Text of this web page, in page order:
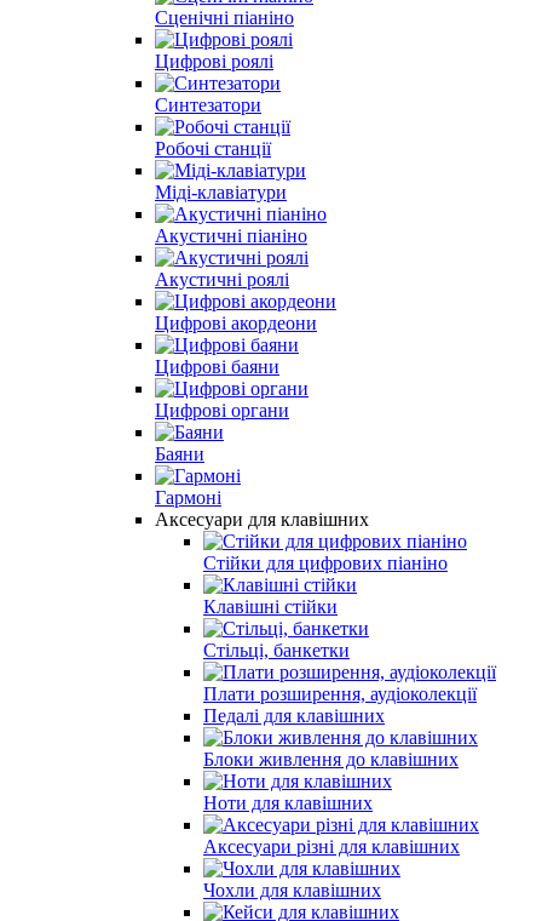
Сценічні піаніно
Цифрові роялі
Синтезатори
Робочі станції
Міді-клавіатури
Акустичні піаніно
Акустичні роялі
Цифрові акордеони
Цифрові баяни
Цифрові органи
Баяни
Гармоні
Аксесуари для клавішних
Стійки для цифрових піаніно
Клавішні стійки
Стільці, банкетки
Плати розширення, аудіоколекції
Педалі для клавішних
Блоки живлення до клавішних
Ноти для клавішних
Аксесуари різні для клавішних
Чохли для клавішних